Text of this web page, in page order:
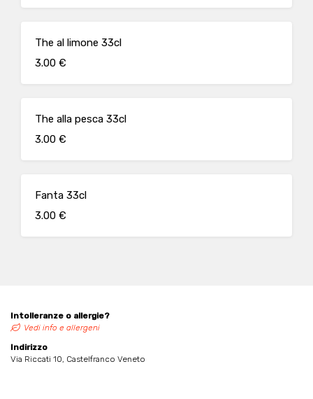
The al limone 33cl
3.00 €
The alla pesca 33cl
3.00 €
Fanta 33cl
3.00 €
Intolleranze o allergie?
Vedi info e allergeni
Indirizzo
Via Riccati 10, Castelfranco Veneto